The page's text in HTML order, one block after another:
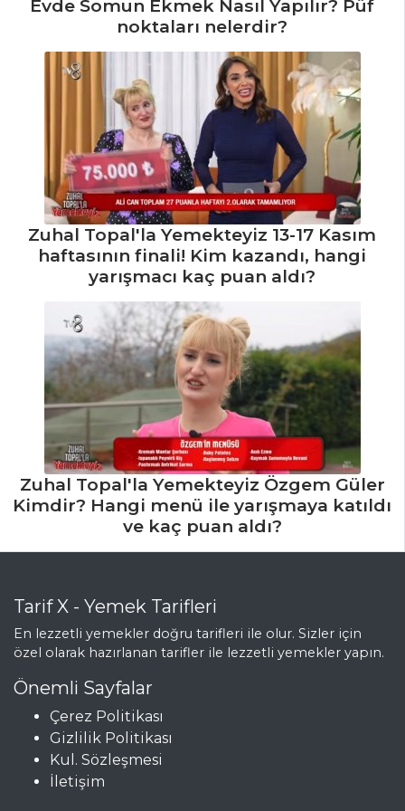
Kremalı Brokoli
Çorbası Tarifi, Nasıl
Yapılır?
Çorbalar Tüm
Tarifleri
Evde Somun Ekmek Nasıl Yapılır? Püf
noktaları nelerdir?
Zuhal Topal'la Yemekteyiz 13-17 Kasım
haftasının finali! Kim kazandı, hangi
yarışmacı kaç puan aldı?
Zuhal Topal'la Yemekteyiz Özgem Güler
Kimdir? Hangi menü ile yarışmaya katıldı
ve kaç puan aldı?
Tarif X - Yemek Tarifleri
En lezzetli yemekler doğru tarifleri ile olur. Sizler için
özel olarak hazırlanan tarifler ile lezzetli yemekler yapın.
Önemli Sayfalar
Çerez Politikası
Gizlilik Politikası
Kul. Sözleşmesi
İletişim